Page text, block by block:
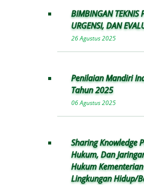
BIMBINGAN TEKNIS
URGENSI, DAN
26 Agustus 2025
Penilaian Mandiri
Tahun 2025
06 Agustus 2025
Sharing Knowledge
Hukum, Dan
Hukum
Lingkungan Hidup/